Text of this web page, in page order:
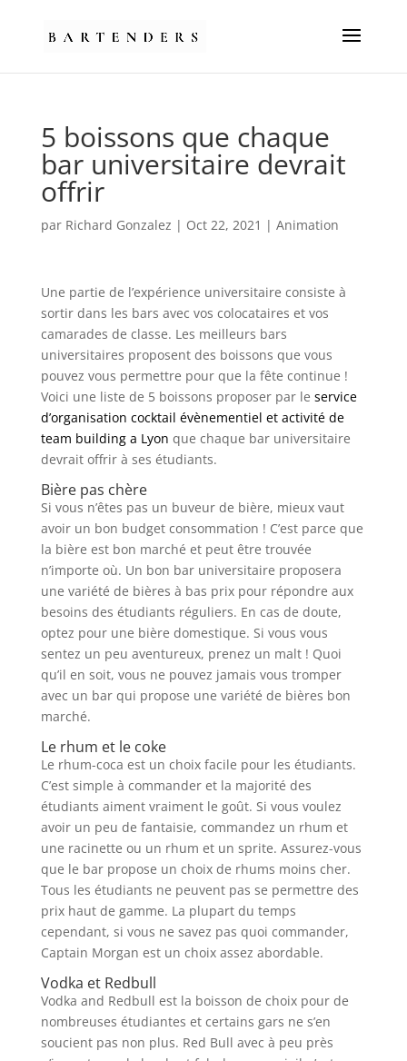
5 boissons que chaque
bar universitaire devrait
offrir
par Richard Gonzalez | Oct 22, 2021 | Animation
Une partie de l’expérience universitaire consiste à
sortir dans les bars avec vos colocataires et vos
camarades de classe. Les meilleurs bars
universitaires proposent des boissons que vous
pouvez vous permettre pour que la fête continue !
Voici une liste de 5 boissons proposer par le service
d’organisation cocktail évènementiel et activité de
team building a Lyon que chaque bar universitaire
devrait offrir à ses étudiants.
Bière pas chère
Si vous n’êtes pas un buveur de bière, mieux vaut
avoir un bon budget consommation ! C’est parce que
la bière est bon marché et peut être trouvée
n’importe où. Un bon bar universitaire proposera
une variété de bières à bas prix pour répondre aux
besoins des étudiants réguliers. En cas de doute,
optez pour une bière domestique. Si vous vous
sentez un peu aventureux, prenez un malt ! Quoi
qu’il en soit, vous ne pouvez jamais vous tromper
avec un bar qui propose une variété de bières bon
marché.
Le rhum et le coke
Le rhum-coca est un choix facile pour les étudiants.
C’est simple à commander et la majorité des
étudiants aiment vraiment le goût. Si vous voulez
avoir un peu de fantaisie, commandez un rhum et
une racinette ou un rhum et un sprite. Assurez-vous
que le bar propose un choix de rhums moins cher.
Tous les étudiants ne peuvent pas se permettre des
prix haut de gamme. La plupart du temps
cependant, si vous ne savez pas quoi commander,
Captain Morgan est un choix assez abordable.
Vodka et Redbull
Vodka and Redbull est la boisson de choix pour de
nombreuses étudiantes et certains gars ne s’en
soucient pas non plus. Red Bull avec à peu près